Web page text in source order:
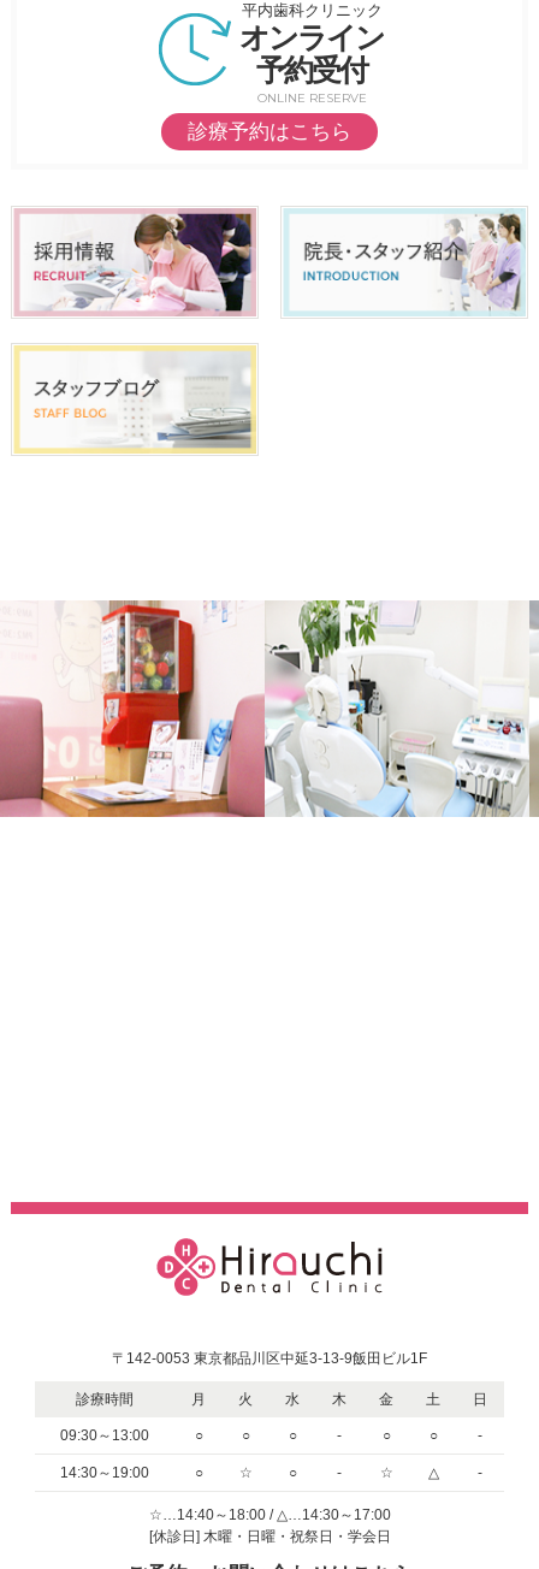
平内歯科クリニック
オンライン
予約受付
ONLINE RESERVE
診療予約はこちら
〒142-0053 東京都品川区中延3-13-9飯田ビル1F
診療時間 月 火 水 木 金 土 日
09:30～13:00 ○ ○ ○ - ○ ○ -
14:30～19:00 ○ ☆ ○ - ☆ △ -
☆…14:40～18:00 / △…14:30～17:00
[休診日] 木曜・日曜・祝祭日・学会日